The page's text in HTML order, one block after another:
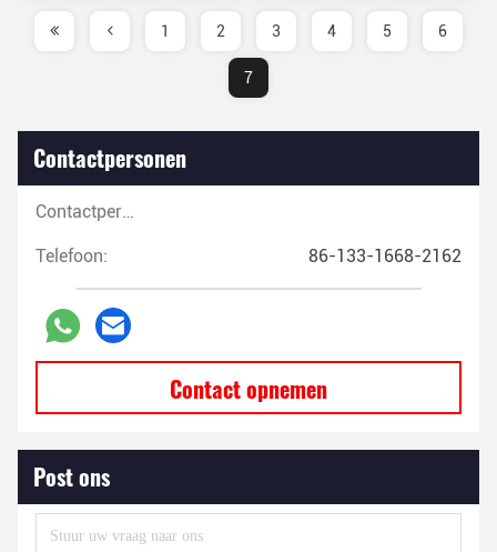
1 2 3 4 5 6
7
Contactpersonen
Contactpersonen:
Telefoon: 86-133-1668-2162
Contact opnemen
Post ons